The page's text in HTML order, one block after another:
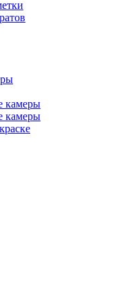
камеры
камеры